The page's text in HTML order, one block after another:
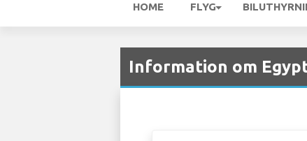
HOME FLYG
Information om